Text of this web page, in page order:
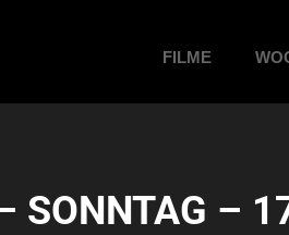
FILME
SONNTAG –